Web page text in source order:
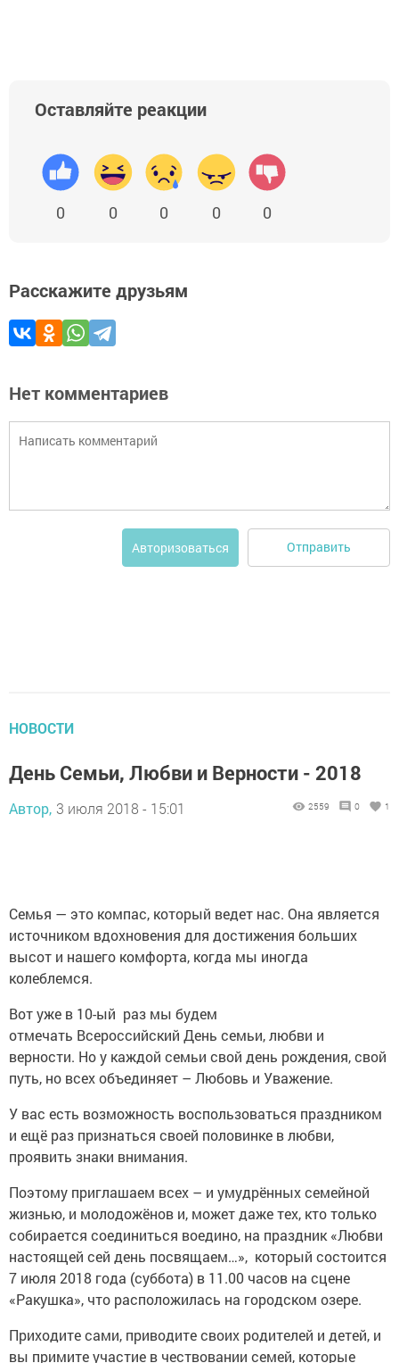
Оставляйте реакции
0 0 0 0 0
Расскажите друзьям
Нет комментариев
Авторизоваться Отправить
НОВОСТИ
День Семьи, Любви и Верности - 2018
Автор, 3 июля 2018 - 15:01 2559 0 1
Семья — это компас, который ведет нас. Она является
источником вдохновения для достижения больших
высот и нашего комфорта, когда мы иногда
колеблемся.
Вот уже в 10-ый раз мы будем
отмечать Всероссийский День семьи, любви и
верности. Но у каждой семьи свой день рождения, свой
путь, но всех объединяет – Любовь и Уважение.
У вас есть возможность воспользоваться праздником
и ещё раз признаться своей половинке в любви,
проявить знаки внимания.
Поэтому приглашаем всех – и умудрённых семейной
жизнью, и молодожёнов и, может даже тех, кто только
собирается соединиться воедино, на праздник «Любви
настоящей сей день посвящаем…», который состоится
7 июля 2018 года (суббота) в 11.00 часов на сцене
«Ракушка», что расположилась на городском озере.
Приходите сами, приводите своих родителей и детей, и
вы примите участие в чествовании семей, которые